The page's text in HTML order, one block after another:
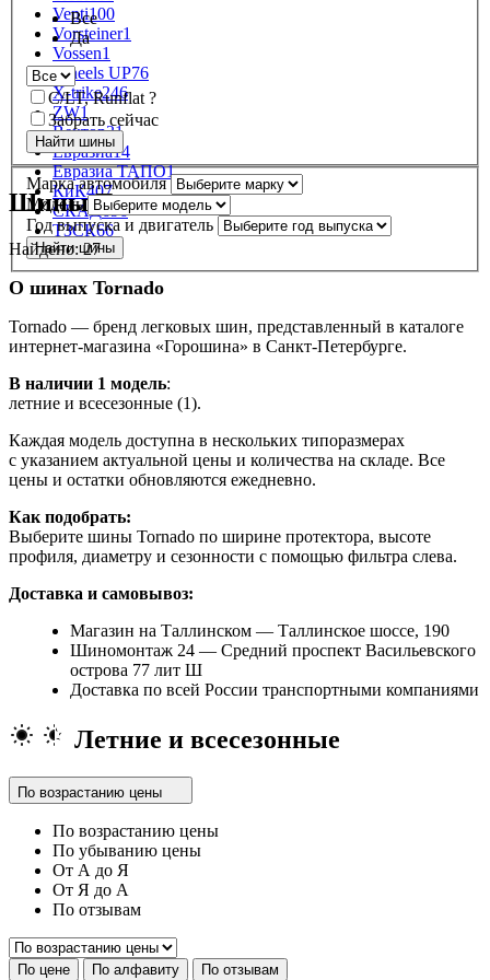
Venti100
Vorsteiner1
Vossen1
Wheels UP76
X-trike246
ZW1
Вектор31
Евразиа14
Евразиа ТАПО1
КиК407
СКАД696
ТЗСК66
Все
Да
C/LT, Runflat ?
Забрать сейчас
Марка автомобиля
Модель
Год выпуска и двигатель
Найти шины
Шины Tornado
Найдено:27
О шинах Tornado
Tornado — бренд легковых шин, представленный в каталоге
интернет-магазина «Горошина» в Санкт-Петербурге.
В наличии 1 модель:
летние и всесезонные (1).
Каждая модель доступна в нескольких типоразмерах
с указанием актуальной цены и количества на складе. Все
цены и остатки обновляются ежедневно.
Как подобрать:
Выберите шины Tornado по ширине протектора, высоте
профиля, диаметру и сезонности с помощью фильтра слева.
Доставка и самовывоз:
Магазин на Таллинском — Таллинское шоссе, 190
Шиномонтаж 24 — Средний проспект Васильевского
острова 77 лит Ш
Доставка по всей России транспортными компаниями
Летние и всесезонные
По возрастанию цены
По возрастанию цены
По убыванию цены
От А до Я
От Я до А
По отзывам
По цене По алфавиту По отзывам